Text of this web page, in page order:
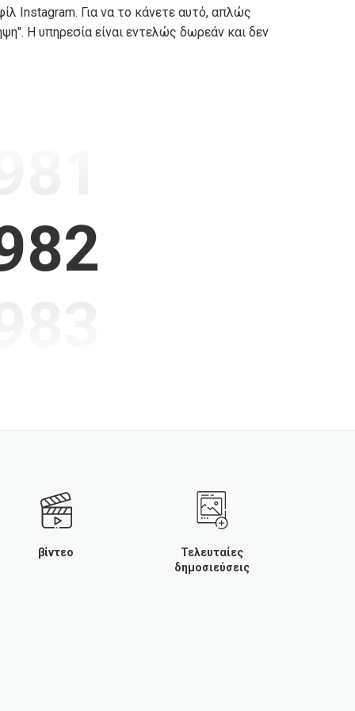
Instagram. Για να το κάνετε αυτό, απλώς
Η υπηρεσία είναι εντελώς δωρεάν και δεν
βίντεο
Τελευταίες
δημοσιεύσεις